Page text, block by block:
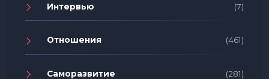
Интервью (7)
Отношения (461)
Саморазвитие (281)